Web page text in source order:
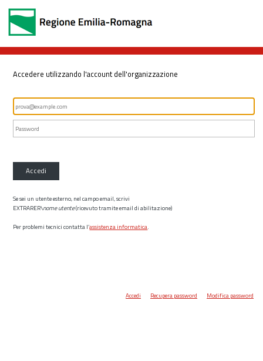
Accedere utilizzando l'account dell'organizzazione
Accedi
Se sei un utente esterno, nel campo email, scrivi
EXTRARER\nome utente(ricevuto tramite email di abilitazione)
Per problemi tecnici contatta l’assistenza informatica.
Accedi Recupera password Modifica password